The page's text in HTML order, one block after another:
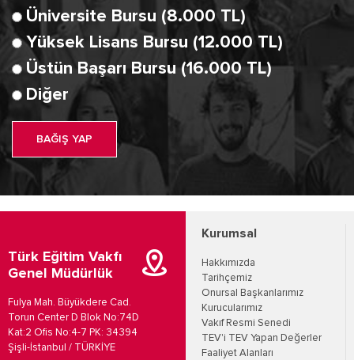
Üniversite Bursu (8.000 TL)
Yüksek Lisans Bursu (12.000 TL)
Üstün Başarı Bursu (16.000 TL)
Diğer
BAĞIŞ YAP
Türk Eğitim Vakfı
Genel Müdürlük
Fulya Mah. Büyükdere Cad.
Torun Center D Blok No:74D
Kat:2 Ofis No:4-7 PK: 34394
Şişli-İstanbul / TÜRKİYE
Kurumsal
Hakkımızda
Tarihçemiz
Onursal Başkanlarımız
Kurucularımız
Vakıf Resmi Senedi
TEV'i TEV Yapan Değerler
Faaliyet Alanları